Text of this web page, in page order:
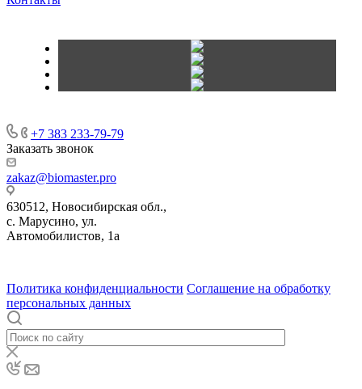
+7 383 233-79-79
Заказать звонок
zakaz@biomaster.pro
630512, Новосибирская обл.,
с. Марусино, ул.
Автомобилистов, 1а
Политика конфиденциальности Соглашение на обработку
персональных данных